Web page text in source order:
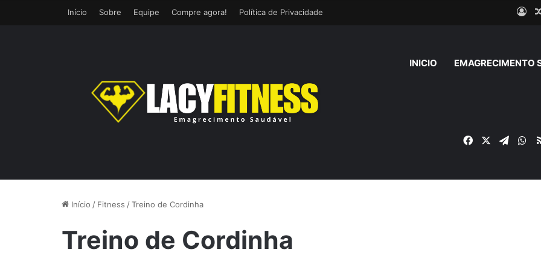
Início Sobre Equipe Compre agora! Política de Privacidade
INICIO EMAGRECIMENTO
Facebook
Início / Fitness /Treino de Cordinha
Treino de Cordinha